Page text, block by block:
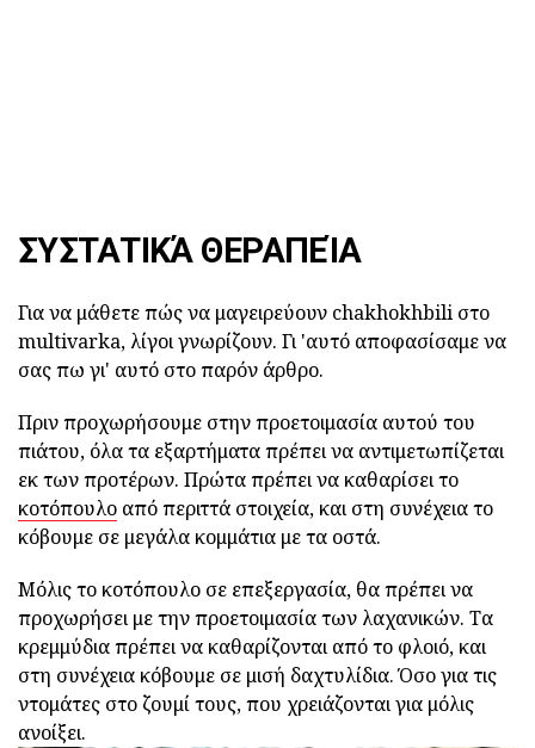
ΣΥΣΤΑΤΙΚΆ ΘΕΡΑΠΕΊΑ
Για να μάθετε πώς να μαγειρεύουν chakhokhbili στο
multivarka, λίγοι γνωρίζουν. Γι 'αυτό αποφασίσαμε να
σας πω γι' αυτό στο παρόν άρθρο.
Πριν προχωρήσουμε στην προετοιμασία αυτού του
πιάτου, όλα τα εξαρτήματα πρέπει να αντιμετωπίζεται
εκ των προτέρων. Πρώτα πρέπει να καθαρίσει το
κοτόπουλο από περιττά στοιχεία, και στη συνέχεια το
κόβουμε σε μεγάλα κομμάτια με τα οστά.
Μόλις το κοτόπουλο σε επεξεργασία, θα πρέπει να
προχωρήσει με την προετοιμασία των λαχανικών. Τα
κρεμμύδια πρέπει να καθαρίζονται από το φλοιό, και
στη συνέχεια κόβουμε σε μισή δαχτυλίδια. Όσο για τις
ντομάτες στο ζουμί τους, που χρειάζονται για μόλις
ανοίξει.